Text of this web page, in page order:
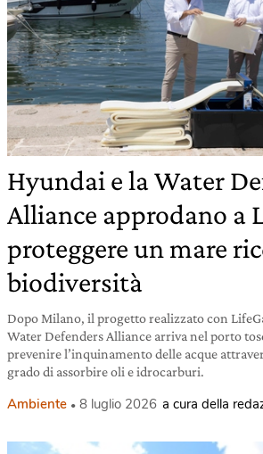
Hyundai e la Water
Alliance approdano a
proteggere un mare
biodiversità
Dopo Milano, il progetto realizzato con
Water Defenders Alliance arriva nel porto
prevenire l’inquinamento delle acque
grado di assorbire oli e idrocarburi.
Ambiente 8 luglio 2026 a cura della